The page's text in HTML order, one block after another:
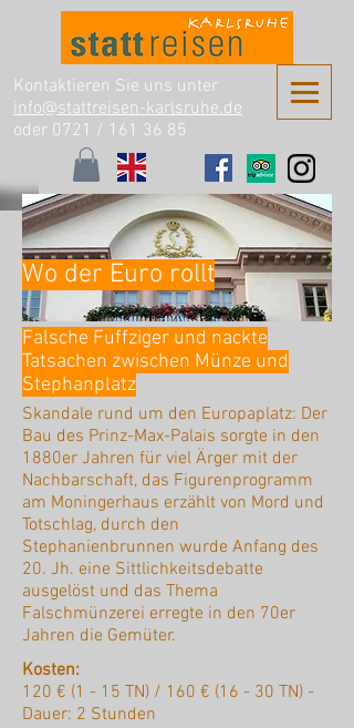
Kontaktieren Sie uns unter
info@stattreisen-karlsruhe.de
oder 0721 / 161 36 85
Wo der Euro rollt
Falsche Fuffziger und nackte
Tatsachen zwischen Münze und
Stephanplatz
Skandale rund um den Europaplatz: Der
Bau des Prinz-Max-Palais sorgte in den
1880er Jahren für viel Ärger mit der
Nachbarschaft, das Figurenprogramm
am Moningerhaus erzählt von Mord und
Totschlag, durch den
Stephanienbrunnen wurde Anfang des
20. Jh. eine Sittlichkeitsdebatte
ausgelöst und das Thema
Falschmünzerei erregte in den 70er
Jahren die Gemüter.
Kosten:
120 € (1 - 15 TN) / 160 € (16 - 30 TN) -
Dauer: 2 Stunden